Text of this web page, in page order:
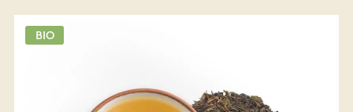
BIO